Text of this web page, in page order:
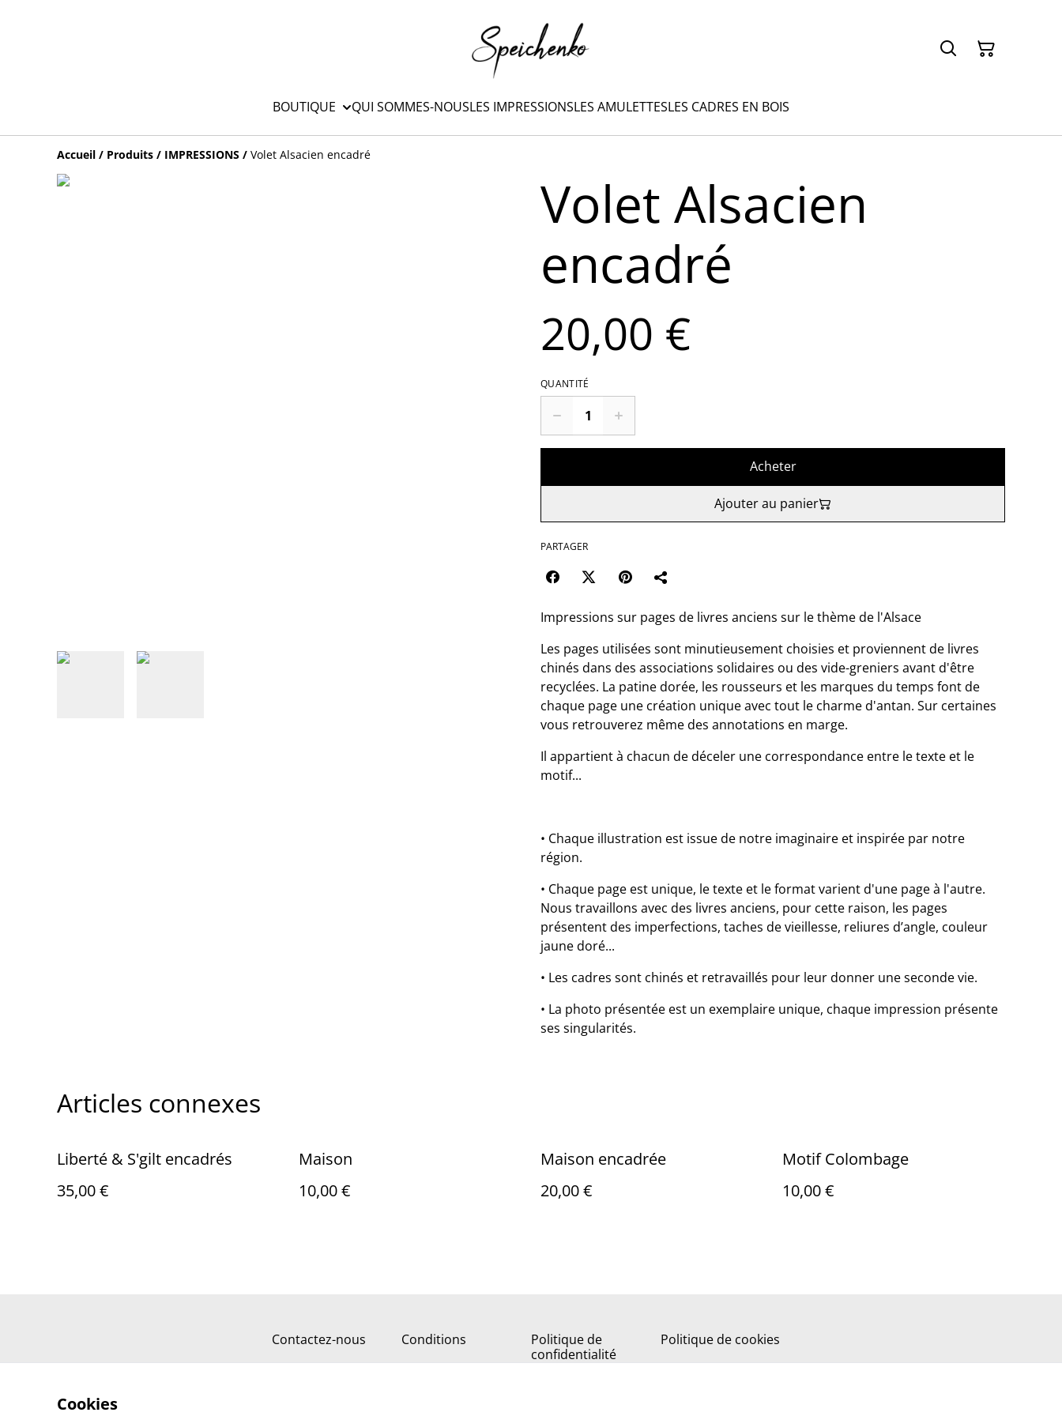
BOUTIQUE QUI SOMMES-NOUSLES IMPRESSIONSLES AMULETTESLES CADRES EN BOIS
Accueil / Produits / IMPRESSIONS / Volet Alsacien encadré
Volet Alsacien
encadré
20,00 €
QUANTITÉ
Acheter
Ajouter au panier
PARTAGER
Impressions sur pages de livres anciens sur le thème de l'Alsace
Les pages utilisées sont minutieusement choisies et proviennent de livres
chinés dans des associations solidaires ou des vide-greniers avant d'être
recyclées. La patine dorée, les rousseurs et les marques du temps font de
chaque page une création unique avec tout le charme d'antan. Sur certaines
vous retrouverez même des annotations en marge.
Il appartient à chacun de déceler une correspondance entre le texte et le
motif...
• Chaque illustration est issue de notre imaginaire et inspirée par notre
région.
• Chaque page est unique, le texte et le format varient d'une page à l'autre.
Nous travaillons avec des livres anciens, pour cette raison, les pages
présentent des imperfections, taches de vieillesse, reliures d’angle, couleur
jaune doré...
• Les cadres sont chinés et retravaillés pour leur donner une seconde vie.
• La photo présentée est un exemplaire unique, chaque impression présente
ses singularités.
Articles connexes
Liberté & S'gilt encadrés
35,00 €
Maison
10,00 €
Maison encadrée
20,00 €
Motif Colombage
10,00 €
Contactez-nous Conditions
Politique de
confidentialité
Politique de cookies
Cookies